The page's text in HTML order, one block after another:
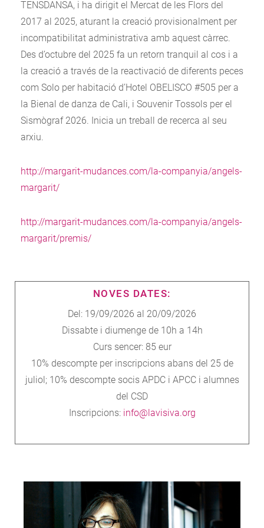
TENSDANSA, i ha dirigit el Mercat de les Flors del
2017 al 2025, aturant la creació provisionalment per
incompatibilitat administrativa amb aquest càrrec.
Des d’octubre del 2025 fa un retorn tranquil al cos i a
la creació a través de la reactivació de diferents peces
com Solo per habitació d’Hotel OBELISCO #505 per a
la Bienal de danza de Cali, i Souvenir Tossols per el
Sismògraf 2026. Inicia un treball de recerca al seu
arxiu.
http://margarit-mudances.com/la-companyia/angels-
margarit/
http://margarit-mudances.com/la-companyia/angels-
margarit/premis/
NOVES DATES:
Del: 19/09/2026 al 20/09/2026
Dissabte i diumenge de 10h a 14h
Curs sencer: 85 eur
10% descompte per inscripcions abans del 25 de
juliol; 10% descompte socis APDC i APCC i alumnes
del CSD
Inscripcions: info@lavisiva.org